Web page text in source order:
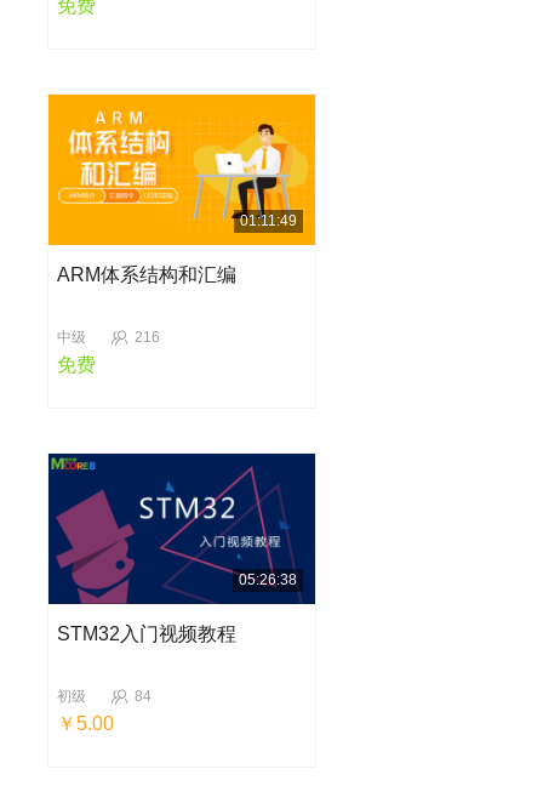
免费
01:11:49
ARM体系结构和汇编
中级 216
免费
05:26:38
STM32入门视频教程
初级 84
￥5.00